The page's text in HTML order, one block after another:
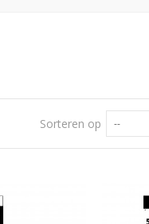
Sorteren op --